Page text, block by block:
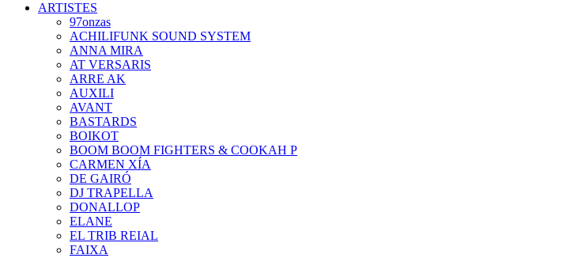
ARTISTES
97onzas
ACHILIFUNK SOUND SYSTEM
ANNA MIRA
AT VERSARIS
ARRE AK
AUXILI
AVANT
BASTARDS
BOIKOT
BOOM BOOM FIGHTERS & COOKAH P
CARMEN XÍA
DE GAIRÓ
DJ TRAPELLA
DONALLOP
ELANE
EL TRIB REIAL
FAIXA